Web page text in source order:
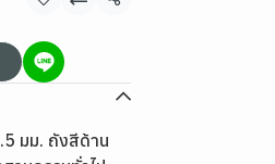
แชร์
มม. ถังสีด้าน